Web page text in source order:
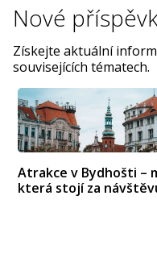
Nové
Získejte aktuální
souvisejících tématech.
Atrakce v Bydhošti –
která stojí za